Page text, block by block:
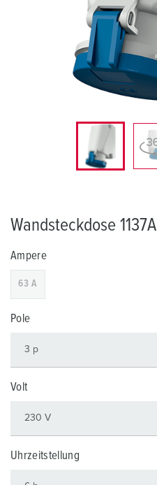
Wandsteckdose 1137A
Ampere
63 A
Pole
Volt
Uhrzeitstellung